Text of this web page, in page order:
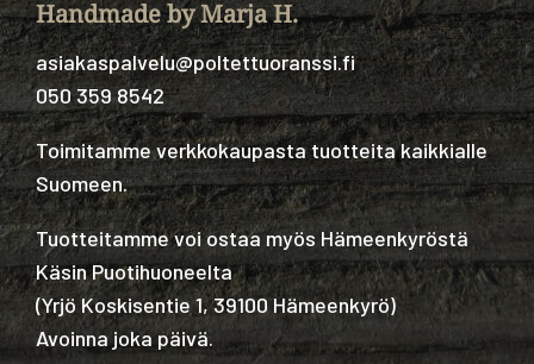
Handmade by Marja H.
asiakaspalvelu@poltettuoranssi.fi
050 359 8542
Toimitamme verkkokaupasta tuotteita kaikkialle
Suomeen.
Tuotteitamme voi ostaa myös Hämeenkyröstä
Käsin Puotihuoneelta
(Yrjö Koskisentie 1, 39100 Hämeenkyrö)
Avoinna joka päivä.